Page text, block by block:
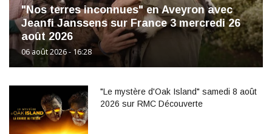
"Nos terres inconnues" en Aveyron avec
Jeanfi Janssens sur France 3 mercredi 26
août 2026
06 août 2026 - 16:28
"Le mystère d'Oak Island" samedi 8 août
2026 sur RMC Découverte